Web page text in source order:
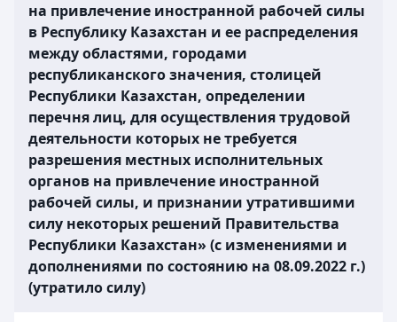
на привлечение иностранной рабочей силы
в Республику Казахстан и ее распределения
между областями, городами
республиканского значения, столицей
Республики Казахстан, определении
перечня лиц, для осуществления трудовой
деятельности которых не требуется
разрешения местных исполнительных
органов на привлечение иностранной
рабочей силы, и признании утратившими
силу некоторых решений Правительства
Республики Казахстан» (с изменениями и
дополнениями по состоянию на 08.09.2022 г.)
(утратило силу)